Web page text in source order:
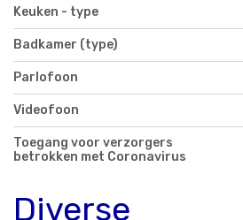
Keuken - type
Badkamer (type)
Parlofoon
Videofoon
Toegang voor verzorgers
betrokken met Coronavirus
Diverse